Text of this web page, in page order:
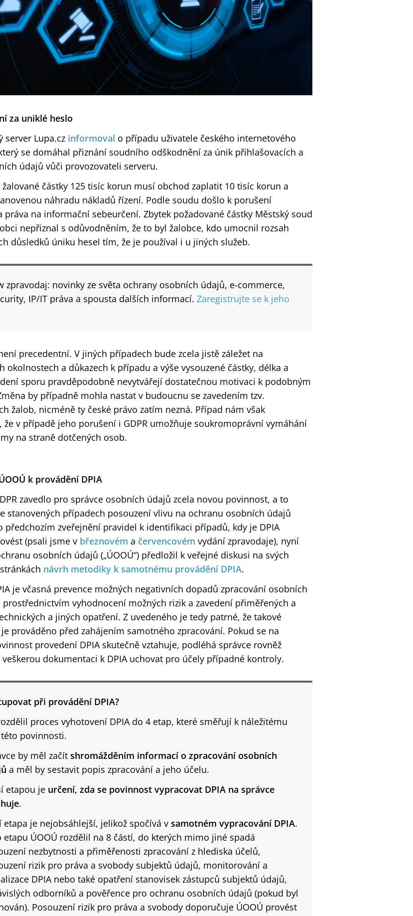
za uniklé heslo
server Lupa.cz informoval o případu uživatele českého internetového
se domáhal přiznání soudního odškodnění za únik přihlašovacích a
údajů vůči provozovateli serveru.
částky 125 tisíc korun musí obchod zaplatit 10 tisíc korun a
náhradu nákladů řízení. Podle soudu došlo k porušení
práva na informační sebeurčení. Zbytek požadované částky Městský soud
nepřiznal s odůvodněním, že to byl žalobce, kdo umocnil rozsah
důsledků úniku hesel tím, že je používal i u jiných služeb.
zpravodaj: novinky ze světa ochrany osobních údajů, e-commerce,
IP/IT práva a spousta dalších informací. Zaregistrujte se k jeho
precedentní. V jiných případech bude zcela jistě záležet na
okolnostech a důkazech k případu a výše vysouzené částky, délka a
sporu pravděpodobně nevytvářejí dostatečnou motivaci k podobným
by případně mohla nastat v budoucnu se zavedením tzv.
žalob, nicméně ty české právo zatím nezná. Případ nám však
že v případě jeho porušení i GDPR umožňuje soukromoprávní vymáhání
na straně dotčených osob.
k provádění DPIA
zavedlo pro správce osobních údajů zcela novou povinnost, a to
stanovených případech posouzení vlivu na ochranu osobních údajů
předchozím zveřejnění pravidel k identifikaci případů, kdy je DPIA
(psali jsme v březnovém a červencovém vydání zpravodaje), nyní
osobních údajů („ÚOOÚ“) předložil k veřejné diskusi na svých
návrh metodiky k samotnému provádění DPIA.
je včasná prevence možných negativních dopadů zpracování osobních
prostřednictvím vyhodnocení možných rizik a zavedení přiměřených a
a jiných opatření. Z uvedeného je tedy patrné, že takové
prováděno před zahájením samotného zpracování. Pokud se na
provedení DPIA skutečně vztahuje, podléhá správce rovněž
dokumentaci k DPIA uchovat pro účely případné kontroly.
při provádění DPIA?
proces vyhotovení DPIA do 4 etap, které směřují k náležitému
povinnosti.
by měl začít shromážděním informací o zpracování osobních
a měl by sestavit popis zpracování a jeho účelu.
etapou je určení, zda se povinnost vypracovat DPIA na správce
.
etapa je nejobsáhlejší, jelikož spočívá v samotném vypracování DPIA.
etapu ÚOOÚ rozdělil na 8 částí, do kterých mimo jiné spadá
nezbytnosti a přiměřenosti zpracování z hlediska účelů,
rizik pro práva a svobody subjektů údajů, monitorování a
DPIA nebo také opatření stanovisek zástupců subjektů údajů,
odborníků a pověřence pro ochranu osobních údajů (pokud byl
Posouzení rizik pro práva a svobody doporučuje ÚOOÚ provést